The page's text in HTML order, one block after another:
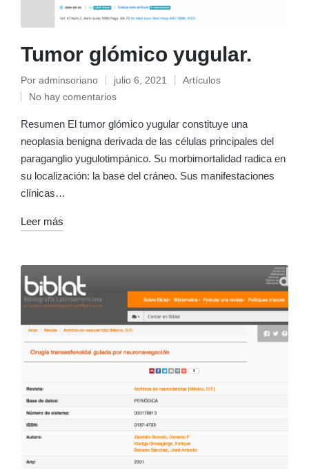
Tumor glómico yugular.
por
Por adminsoriano julio 6, 2021
Artículos
No hay comentarios
Resumen El tumor glómico yugular constituye una
neoplasia benigna derivada de las células principales del
paraganglio yugulotimpánico. Su morbimortalidad radica en
su localización: la base del cráneo. Sus manifestaciones
clínicas…
Leer más